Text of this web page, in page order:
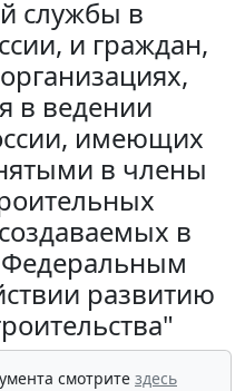
службы в
и граждан,
в ведении
имеющих
в члены
в
Федеральным
развитию
смотрите здесь